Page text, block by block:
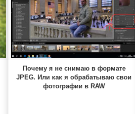
Почему я не снимаю в формате
JPEG. Или как я обрабатываю свои
фотографии в RAW